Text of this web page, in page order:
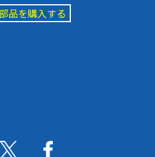
品を購入する